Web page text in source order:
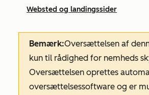
Websted og landingssider
Bemærk:Oversættelsen af
kun til rådighed for nemheds
Oversættelsen oprettes
oversættelsessoftware og er